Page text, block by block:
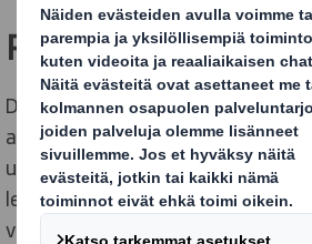
Ruskea aaltopahvi
Dantoylle on tärkeää tuotannon
alusta loppuun. Siksi yritykselle oli
uudelleen pakkausratkaisuja
leikkikalusarjalle, ja tässä
valmis kompromisseihin.